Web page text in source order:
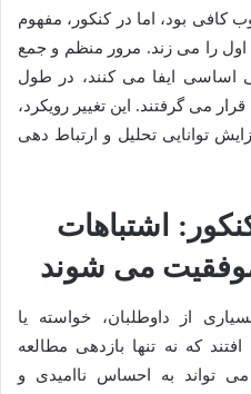
بود، اما در کنکور، مفهوم
را می زند. مرور منظم و جمع
اساسی ایفا می کنند، در طول
می گرفتند. این تغییر رویکرد،
توانایی تحلیل و ارتباط دهی
اشتباهات
می شوند
از داوطلبان، خواسته یا
که نه تنها بازدهی مطالعه
تواند به احساس ناامیدی و